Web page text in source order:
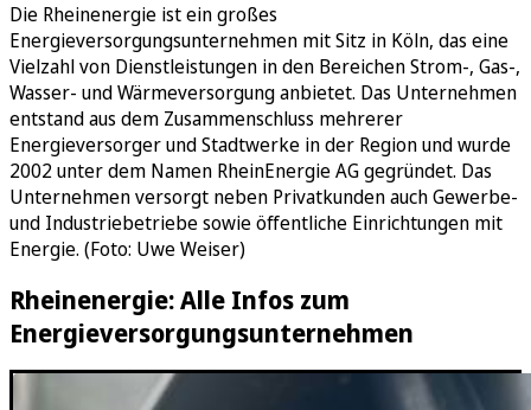
Die Rheinenergie ist ein großes
Energieversorgungsunternehmen mit Sitz in Köln, das eine
Vielzahl von Dienstleistungen in den Bereichen Strom-, Gas-,
Wasser- und Wärmeversorgung anbietet. Das Unternehmen
entstand aus dem Zusammenschluss mehrerer
Energieversorger und Stadtwerke in der Region und wurde
2002 unter dem Namen RheinEnergie AG gegründet. Das
Unternehmen versorgt neben Privatkunden auch Gewerbe-
und Industriebetriebe sowie öffentliche Einrichtungen mit
Energie. (Foto: Uwe Weiser)
Rheinenergie: Alle Infos zum
Energieversorgungsunternehmen